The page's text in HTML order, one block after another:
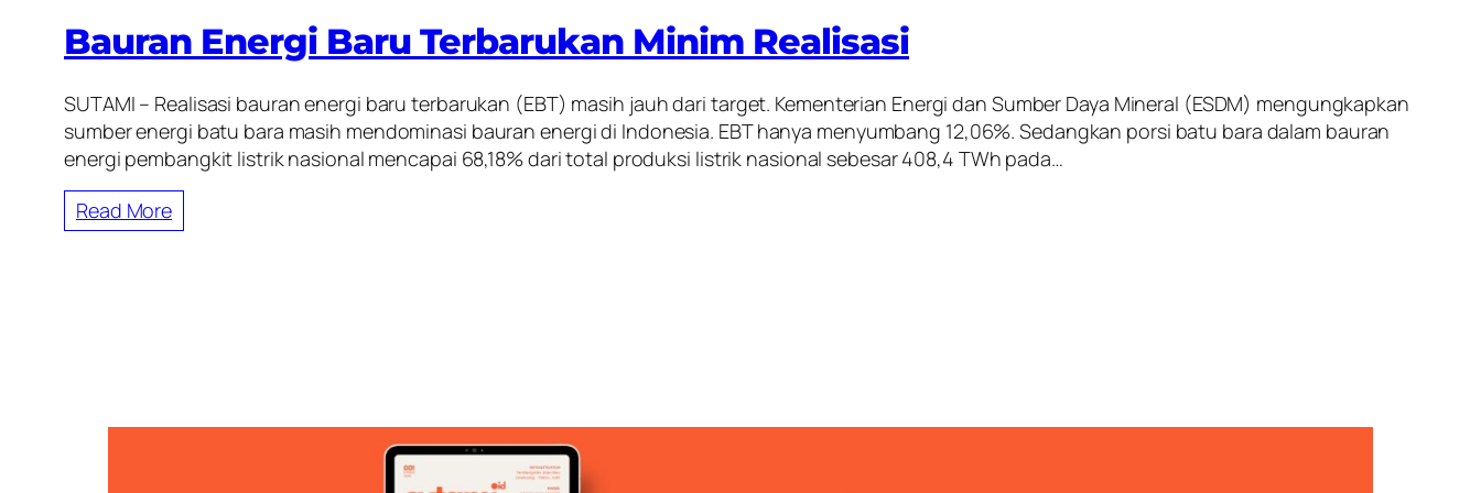
Bauran Energi Baru Terbarukan Minim Realisasi
SUTAMI – Realisasi bauran energi baru terbarukan (EBT) masih jauh dari target. Kementerian Energi dan Sumber Daya Mineral (ESDM) mengungkapkan
sumber energi batu bara masih mendominasi bauran energi di Indonesia. EBT hanya menyumbang 12,06%. Sedangkan porsi batu bara dalam bauran
energi pembangkit listrik nasional mencapai 68,18% dari total produksi listrik nasional sebesar 408,4 TWh pada…
Read More